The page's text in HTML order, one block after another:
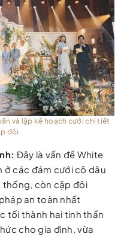
và lập kế hoạch cưới chi tiết
đôi.
Đây là vấn đề White
ở các đám cưới cô dâu
thống, còn cặp đôi
an toàn nhất
tối thành hai tinh thần
cho gia đình, vừa